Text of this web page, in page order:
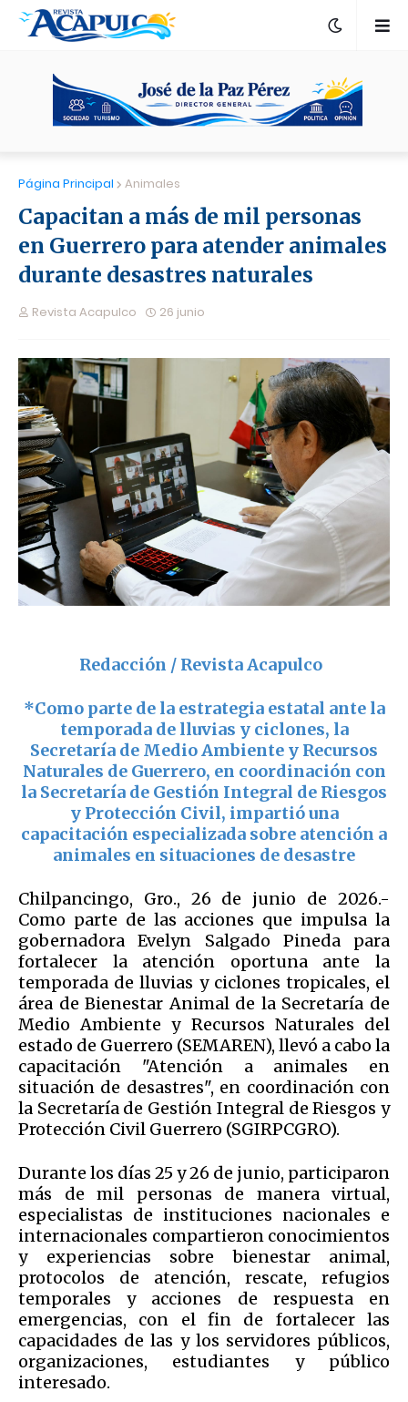
Página Principal Animales
Capacitan a más de mil personas
en Guerrero para atender animales
durante desastres naturales
Revista Acapulco 26 junio
Redacción / Revista Acapulco
*Como parte de la estrategia estatal ante la
temporada de lluvias y ciclones, la
Secretaría de Medio Ambiente y Recursos
Naturales de Guerrero, en coordinación con
la Secretaría de Gestión Integral de Riesgos
y Protección Civil, impartió una
capacitación especializada sobre atención a
animales en situaciones de desastre
Chilpancingo, Gro., 26 de junio de 2026.-
Como parte de las acciones que impulsa la
gobernadora Evelyn Salgado Pineda para
fortalecer la atención oportuna ante la
temporada de lluvias y ciclones tropicales, el
área de Bienestar Animal de la Secretaría de
Medio Ambiente y Recursos Naturales del
estado de Guerrero (SEMAREN), llevó a cabo la
capacitación "Atención a animales en
situación de desastres", en coordinación con
la Secretaría de Gestión Integral de Riesgos y
Protección Civil Guerrero (SGIRPCGRO).
Durante los días 25 y 26 de junio, participaron
más de mil personas de manera virtual,
especialistas de instituciones nacionales e
internacionales compartieron conocimientos
y experiencias sobre bienestar animal,
protocolos de atención, rescate, refugios
temporales y acciones de respuesta en
emergencias, con el fin de fortalecer las
capacidades de las y los servidores públicos,
organizaciones, estudiantes y público
interesado.